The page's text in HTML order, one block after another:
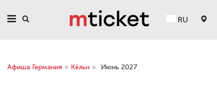
RU
Афиша Германия » Кёльн » Июнь 2027